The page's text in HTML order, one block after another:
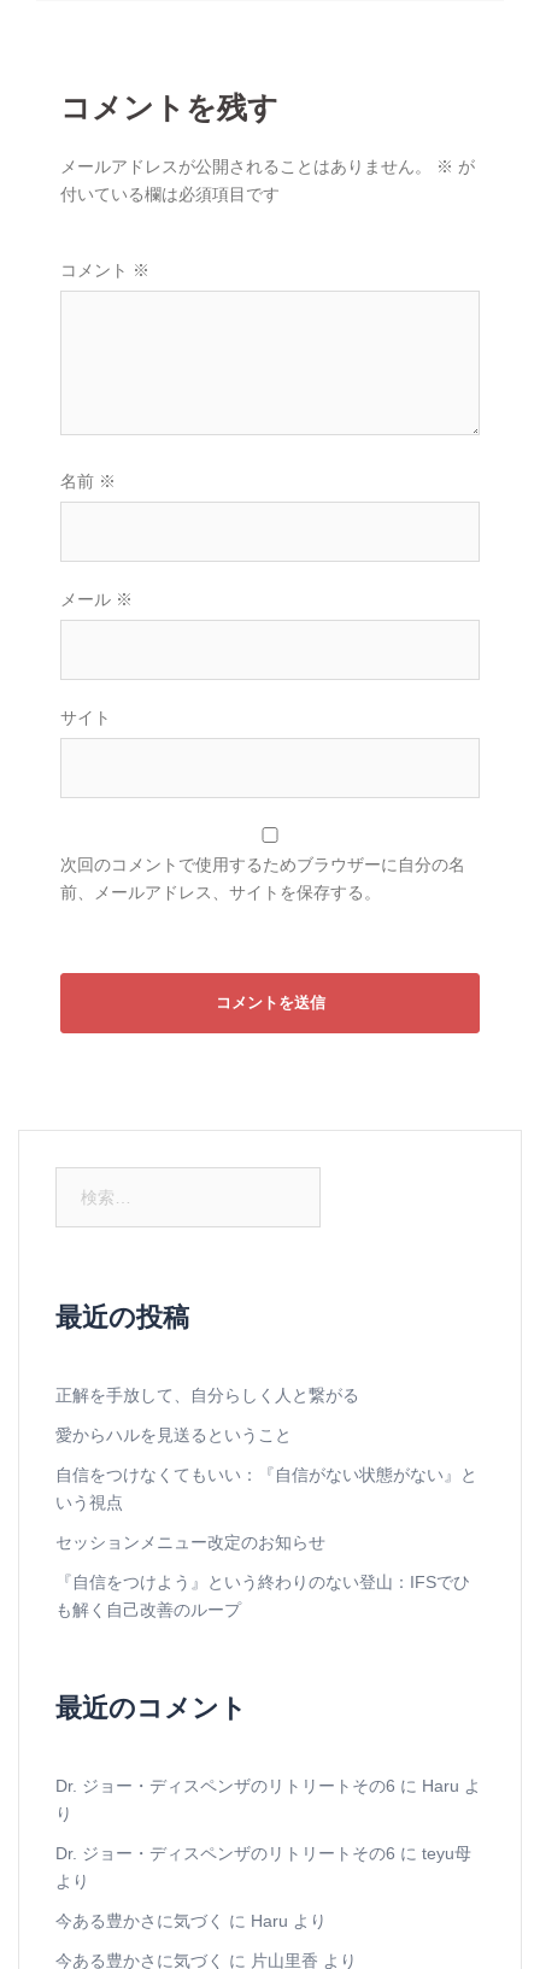
ン
コメントを残す
メールアドレスが公開されることはありません。 ※ が
付いている欄は必須項目です
コメント ※
名前 ※
メール ※
サイト
次回のコメントで使用するためブラウザーに自分の名
前、メールアドレス、サイトを保存する。
最近の投稿
正解を手放して、自分らしく人と繋がる
愛からハルを見送るということ
自信をつけなくてもいい：『自信がない状態がない』と
いう視点
セッションメニュー改定のお知らせ
『自信をつけよう』という終わりのない登山：IFSでひ
も解く自己改善のループ
最近のコメント
Dr. ジョー・ディスペンザのリトリートその6 に Haru よ
り
Dr. ジョー・ディスペンザのリトリートその6 に teyu母
より
今ある豊かさに気づく に Haru より
今ある豊かさに気づく に 片山里香 より